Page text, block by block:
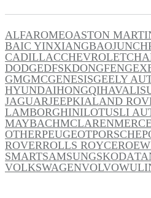
ALFAROMEOASTON
BAIC YINXIANGBAOJUN
CADILLACCHEVROLET
DODGEDFSKDONGFENG
GMGMCGENESISGEELY
HYUNDAIHONGQIHAVAL
JAGUARJEEPKIALAND
LAMBORGHINILOTUSLI
MAYBACHMCLAREN
OTHERPEUGEOTPORSCHE
ROVERROLLS ROYCE
SMARTSAMSUNGSKODA
VOLKSWAGENVOLVO